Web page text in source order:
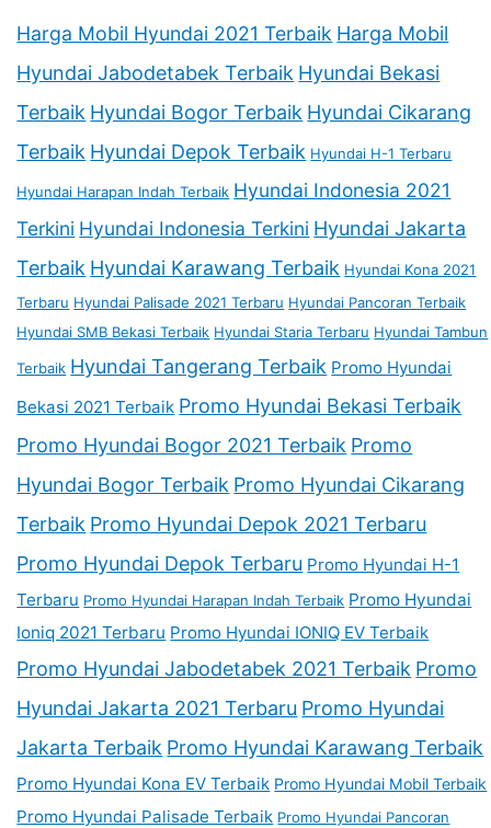
Harga Mobil Hyundai 2021 Terbaik Harga Mobil
Hyundai Jabodetabek Terbaik Hyundai Bekasi
Terbaik Hyundai Bogor Terbaik Hyundai Cikarang
Terbaik Hyundai Depok Terbaik Hyundai H-1 Terbaru
Hyundai Harapan Indah Terbaik Hyundai Indonesia 2021
Terkini Hyundai Indonesia Terkini Hyundai Jakarta
Terbaik Hyundai Karawang Terbaik Hyundai Kona 2021
Terbaru Hyundai Palisade 2021 Terbaru Hyundai Pancoran Terbaik
Hyundai SMB Bekasi Terbaik Hyundai Staria Terbaru Hyundai Tambun
Terbaik Hyundai Tangerang Terbaik Promo Hyundai
Bekasi 2021 Terbaik Promo Hyundai Bekasi Terbaik
Promo Hyundai Bogor 2021 Terbaik Promo
Hyundai Bogor Terbaik Promo Hyundai Cikarang
Terbaik Promo Hyundai Depok 2021 Terbaru
Promo Hyundai Depok Terbaru Promo Hyundai H-1
Terbaru Promo Hyundai Harapan Indah Terbaik Promo Hyundai
Ioniq 2021 Terbaru Promo Hyundai IONIQ EV Terbaik
Promo Hyundai Jabodetabek 2021 Terbaik Promo
Hyundai Jakarta 2021 Terbaru Promo Hyundai
Jakarta Terbaik Promo Hyundai Karawang Terbaik
Promo Hyundai Kona EV Terbaik Promo Hyundai Mobil Terbaik
Promo Hyundai Palisade Terbaik Promo Hyundai Pancoran